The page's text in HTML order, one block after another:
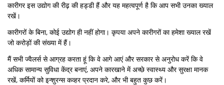
कारीगर इस उद्योग की रीढ़ की हड्डी हैं और यह महत्वपूर्ण है कि आप सभी उनका ख्याल
रखें।
कारीगरों के बिना, कोई उद्योग ही नहीं होगा। कृपया अपने कारीगरों का हमेशा ख्याल रखें
जो करोड़ों की संख्या में हैं।
मैं सभी ज्वैलर्स से आग्रह करता हूं कि वे आगे आएं और सरकार से अनुरोध करें कि वे
अधिक सामान्य सुविधा केंद्र बनाएं, अपने कारखाने में अच्छे स्वास्थ्य और सुरक्षा मानक
रखें, कर्मियों को इन्शुरन्स कव्हर प्रदान करे, और भी बहुत कुछ करें।